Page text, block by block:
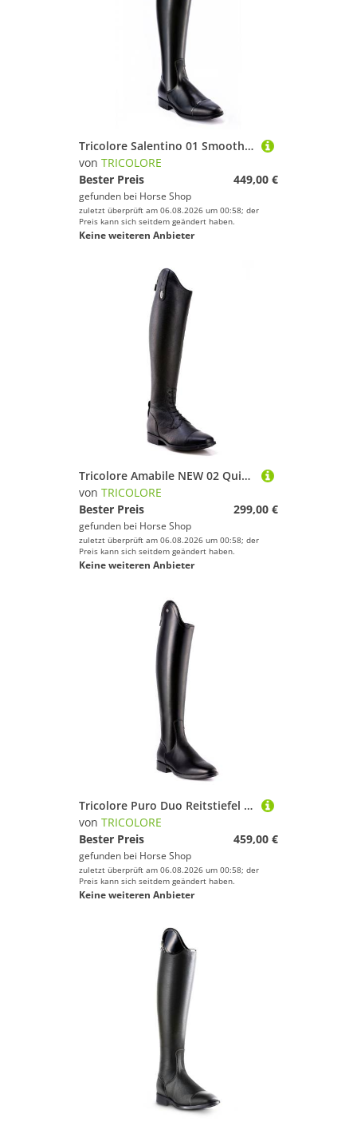
Tricolore Salentino 01 Smooth Reitstiefel by DeNiro
von TRICOLORE
Bester Preis
449,00 €
gefunden bei Horse Shop
zuletzt überprüft am 06.08.2026 um 00:58; der
Preis kann sich seitdem geändert haben.
Keine weiteren Anbieter
Tricolore Amabile NEW 02 Quick Reitstiefel by DeNiro
von TRICOLORE
Bester Preis
299,00 €
gefunden bei Horse Shop
zuletzt überprüft am 06.08.2026 um 00:58; der
Preis kann sich seitdem geändert haben.
Keine weiteren Anbieter
Tricolore Puro Duo Reitstiefel by DeNiro
von TRICOLORE
Bester Preis
459,00 €
gefunden bei Horse Shop
zuletzt überprüft am 06.08.2026 um 00:58; der
Preis kann sich seitdem geändert haben.
Keine weiteren Anbieter